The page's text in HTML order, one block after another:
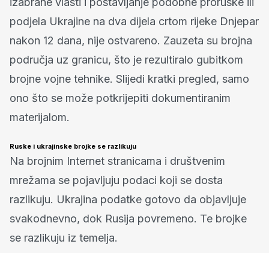
podjela Ukrajine na dva dijela crtom rijeke Dnjepar
nakon 12 dana, nije ostvareno. Zauzeta su brojna
područja uz granicu, što je rezultiralo gubitkom
brojne vojne tehnike. Slijedi kratki pregled, samo
ono što se može potkrijepiti dokumentiranim
materijalom.
Ruske i ukrajinske brojke se razlikuju
Na brojnim Internet stranicama i društvenim
mrežama se pojavljuju podaci koji se dosta
razlikuju. Ukrajina podatke gotovo da objavljuje
svakodnevno, dok Rusija povremeno. Te brojke
se razlikuju iz temelja.